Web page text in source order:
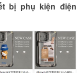
bị phụ kiện điện